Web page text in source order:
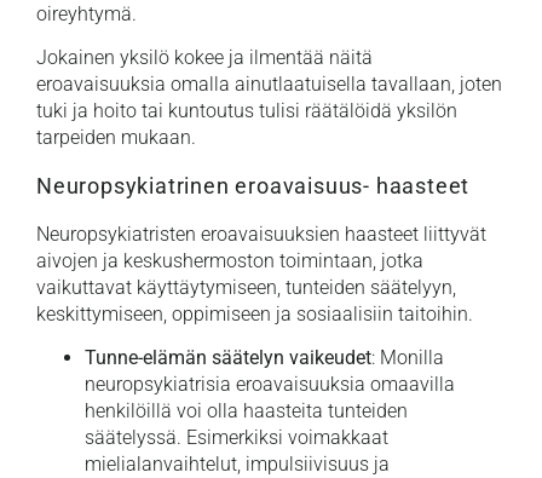
oireyhtymä.
Jokainen yksilö kokee ja ilmentää näitä
eroavaisuuksia omalla ainutlaatuisella tavallaan, joten
tuki ja hoito tai kuntoutus tulisi räätälöidä yksilön
tarpeiden mukaan.
Neuropsykiatrinen eroavaisuus- haasteet
Neuropsykiatristen eroavaisuuksien haasteet liittyvät
aivojen ja keskushermoston toimintaan, jotka
vaikuttavat käyttäytymiseen, tunteiden säätelyyn,
keskittymiseen, oppimiseen ja sosiaalisiin taitoihin.
Tunne-elämän säätelyn vaikeudet: Monilla
neuropsykiatrisia eroavaisuuksia omaavilla
henkilöillä voi olla haasteita tunteiden
säätelyssä. Esimerkiksi voimakkaat
mielialanvaihtelut, impulsiivisuus ja